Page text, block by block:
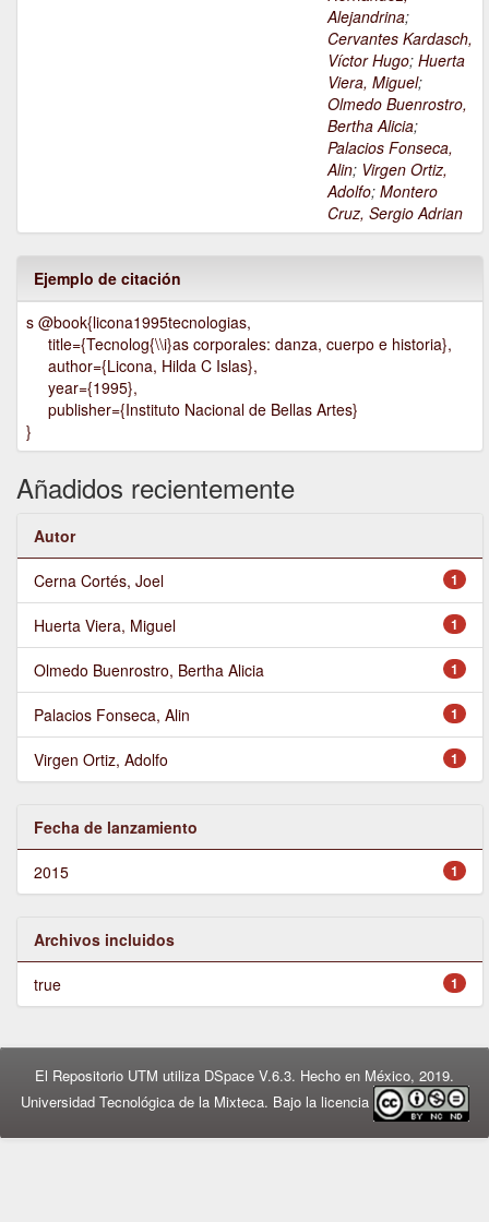
Alejandrina;
Cervantes Kardasch,
Víctor Hugo; Huerta
Viera, Miguel;
Olmedo Buenrostro,
Bertha Alicia;
Palacios Fonseca,
Alin; Virgen Ortiz,
Adolfo; Montero
Cruz, Sergio Adrian
Ejemplo de citación
s @book{licona1995tecnologias,
title={Tecnolog{\\i}as corporales: danza, cuerpo e historia},
author={Licona, Hilda C Islas},
year={1995},
publisher={Instituto Nacional de Bellas Artes}
}
Añadidos recientemente
Autor
1
Cerna Cortés, Joel
1
Huerta Viera, Miguel
1
Olmedo Buenrostro, Bertha Alicia
1
Palacios Fonseca, Alin
1
Virgen Ortiz, Adolfo
Fecha de lanzamiento
1
2015
Archivos incluidos
1
true
El Repositorio UTM utiliza DSpace V.6.3. Hecho en México, 2019.
Universidad Tecnológica de la Mixteca. Bajo la licencia